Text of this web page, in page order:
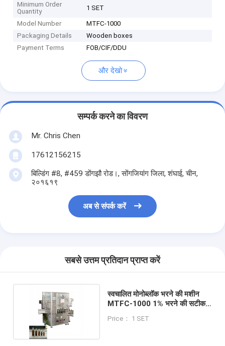
Minimum Order
Quantity
1 SET
Model Number
MTFC-1000
Packaging Details
Wooden boxes
Payment Terms
FOB/CIF/DDU
और देखो
सम्पर्क करने का विवरण
Mr. Chris Chen
17612156215
बिल्डिंग #8, #459 डोंगझौ रोड।, सोंगजियांग जिला, शंघाई, चीन,
२०१६१९
अब से संपर्क करें
सबसे उत्तम प्रतिदान प्राप्त करें
स्वचालित मोनोब्लॉक भरने की मशीन
MTFC-1000 1% भरने की सटीकता
Price： 1 SET